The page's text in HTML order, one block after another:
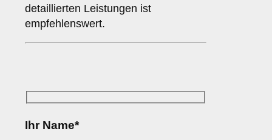
detaillierten Leistungen ist
empfehlenswert.
Ihr Name*